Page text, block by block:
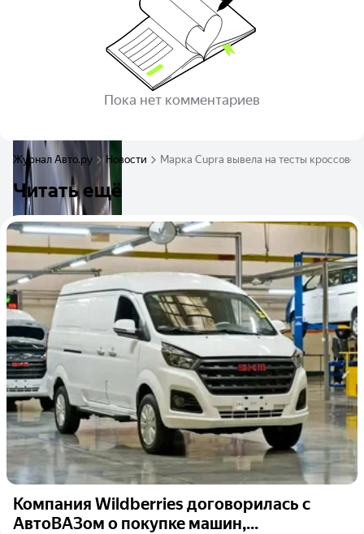
Пока нет комментариев
Журнал Авто.ру Новости Марка Cupra вывела на тесты
Читать ещё
Компания Wildberries договорилась с
АвтоВАЗом о покупке машин,...